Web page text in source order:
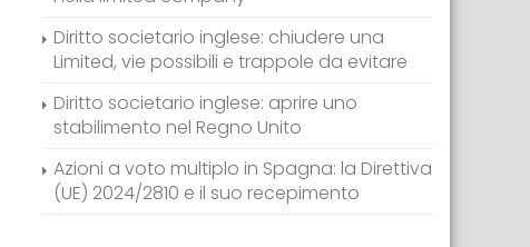
Diritto societario inglese: chiudere una
Limited, vie possibili e trappole da evitare
Diritto societario inglese: aprire uno
stabilimento nel Regno Unito
Azioni a voto multiplo in Spagna: la Direttiva
(UE) 2024/2810 e il suo recepimento